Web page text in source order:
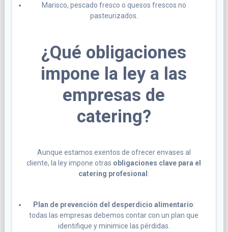
Marisco, pescado fresco o quesos frescos no
pasteurizados.
¿Qué obligaciones
impone la ley a las
empresas de
catering?
Aunque estamos exentos de ofrecer envases al
cliente, la ley impone otras obligaciones clave para el
catering profesional :
Plan de prevención del desperdicio alimentario:
todas las empresas debemos contar con un plan que
identifique y minimice las pérdidas.